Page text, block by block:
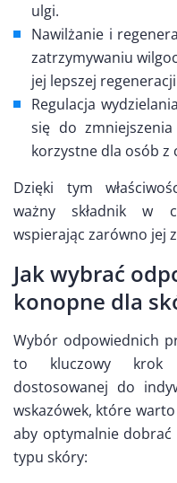
ulgi.
Nawilżanie i
zatrzymywaniu
jej lepszej
Regulacja
się do
korzystne dla osób z
Dzięki tym
ważny składnik w
wspierając zarówno jej
Jak wybrać
konopne dla
Wybór odpowiednich
to kluczowy krok
dostosowanej do
wskazówek, które
aby optymalnie
typu skóry: